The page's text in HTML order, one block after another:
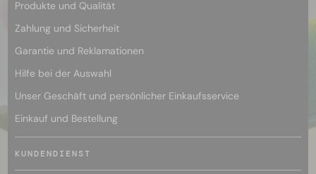
Produkte und Qualität
Zahlung und Sicherheit
Garantie und Reklamationen
Hilfe bei der Auswahl
Unser Geschäft und persönlicher Einkaufsservice
Einkauf und Bestellung
KUNDENDIENST